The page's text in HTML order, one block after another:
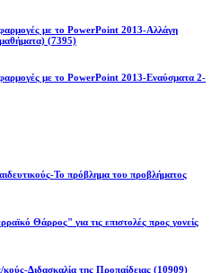
με το PowerPoint 2013-Αλλάγη
(7395)
με το PowerPoint 2013-Εναύσματα 2-
Το πρόβλημα του προβλήματος
Θάρρος" για τις επιστολές προς γονείς
κούς-Διδασκαλία της Προπαίδειας (10909)